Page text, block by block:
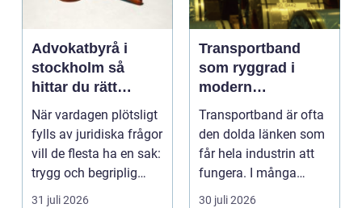
Advokatbyrå i
stockholm så
hittar du rätt
juridisk hjälp
När vardagen plötsligt
fylls av juridiska frågor
vill de flesta ha en sak:
trygg och begriplig
hjälp...
31 juli 2026
Transportband
som ryggrad i
modern
produktion
Transportband är ofta
den dolda länken som
får hela industrin att
fungera. I många
fabriker, termina...
30 juli 2026